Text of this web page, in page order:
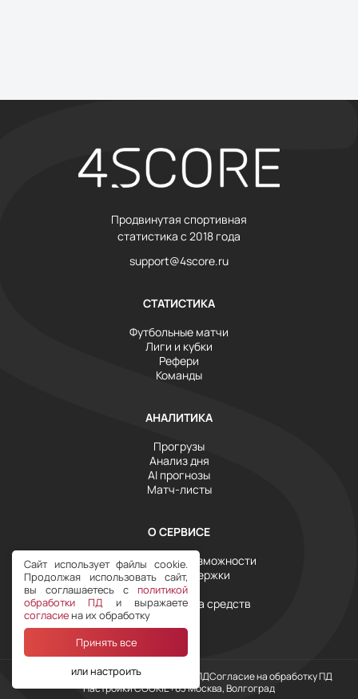
Продвинутая спортивная
статистика с 2018 года
support@4score.ru
СТАТИСТИКА
Футбольные матчи
Лиги и кубки
Рефери
Команды
АНАЛИТИКА
Прогрузы
Анализ дня
AI прогнозы
Матч-листы
О СЕРВИСЕ
Инструменты и возможности
Служба поддержки
Тарифы
Условия возврата средств
Наш TelegramПолитика обработки ПДСогласие на обработку ПД
Настройки COOKIE+03 Москва, Волгоград
Сайт использует файлы cookie.
Продолжая использовать сайт,
вы соглашаетесь с политикой
обработки ПД и выражаете
согласие на их обработку
Принять все
или настроить